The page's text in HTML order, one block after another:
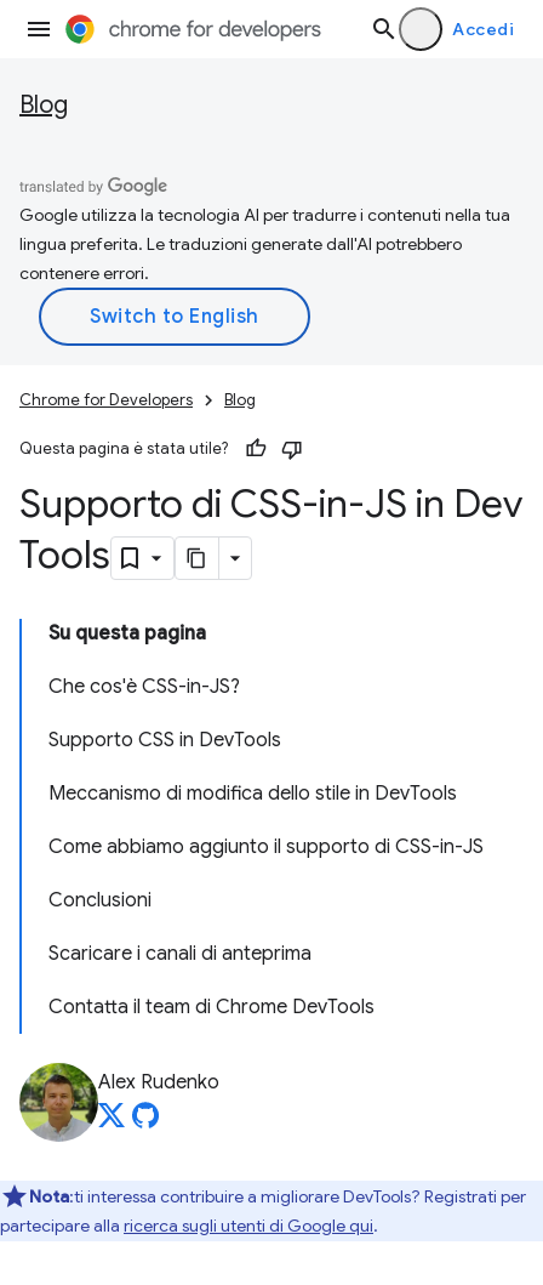
Accedi
Blog
Google utilizza la tecnologia AI per tradurre i contenuti nella tua
lingua preferita. Le traduzioni generate dall'AI potrebbero
contenere errori.
Chrome for Developers Blog
Questa pagina è stata utile?
Supporto di CSS-in-JS in Dev
Tools
Su questa pagina
Che cos'è CSS-in-JS?
Supporto CSS in DevTools
Meccanismo di modifica dello stile in DevTools
Come abbiamo aggiunto il supporto di CSS-in-JS
Conclusioni
Scaricare i canali di anteprima
Contatta il team di Chrome DevTools
Alex Rudenko
Nota:ti interessa contribuire a migliorare DevTools? Registrati per
partecipare alla ricerca sugli utenti di Google qui.